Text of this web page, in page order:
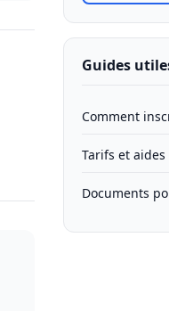
Guides
Comment
Tarifs et aides
Documents